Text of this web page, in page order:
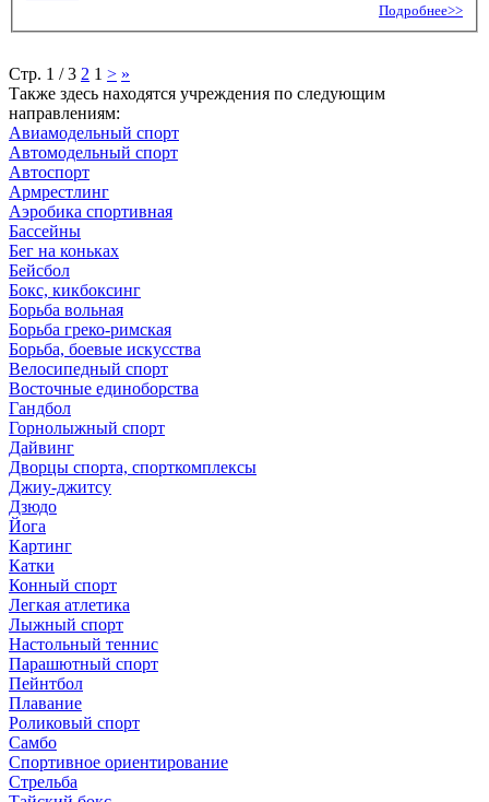
Подробнее>>
Стр. 1 / 3 2 1 > »
Также здесь находятся учреждения по следующим
направлениям:
Авиамодельный спорт
Автомодельный спорт
Автоспорт
Армрестлинг
Аэробика спортивная
Бассейны
Бег на коньках
Бейсбол
Бокс, кикбоксинг
Борьба вольная
Борьба греко-римская
Борьба, боевые искусства
Велосипедный спорт
Восточные единоборства
Гандбол
Горнолыжный спорт
Дайвинг
Дворцы спорта, спорткомплексы
Джиу-джитсу
Дзюдо
Йога
Картинг
Катки
Конный спорт
Легкая атлетика
Лыжный спорт
Настольный теннис
Парашютный спорт
Пейнтбол
Плавание
Роликовый спорт
Самбо
Спортивное ориентирование
Стрельба